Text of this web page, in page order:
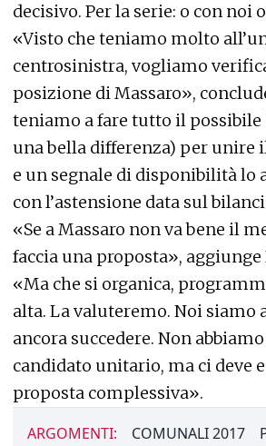
decisivo. Per la serie: o con noi
«Visto che teniamo molto
centrosinistra, vogliamo
posizione di Massaro»,
teniamo a fare tutto il possibile
una bella differenza) per unire
e un segnale di disponibilità lo
con l’astensione data sul
«Se a Massaro non va bene il
faccia una proposta», aggiunge
«Ma che si organica,
alta. La valuteremo. Noi siamo
ancora succedere. Non
candidato unitario, ma ci deve
proposta complessiva».
ARGOMENTI: COMUNALI 2017